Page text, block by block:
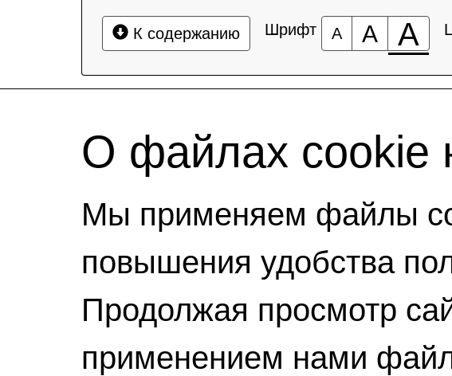
К содержанию Шрифт А А А
О файлах cookie
Мы применяем файлы
повышения удобства
Продолжая просмотр
применением нами